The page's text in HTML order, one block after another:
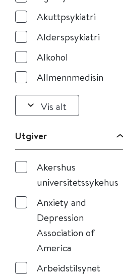
Akuttpsykiatri
Alderspsykiatri
Alkohol
Allmennmedisin
Vis alt
Utgiver
Akershus
universitetssykehus
Anxiety and
Depression
Association of
America
Arbeidstilsynet